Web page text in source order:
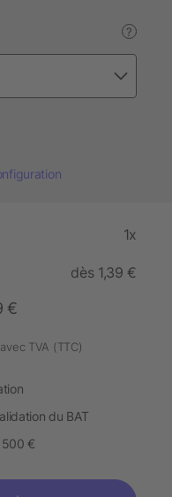
?
1x
dès 1,39 €
€
avec TVA (TTC)
du BAT
€